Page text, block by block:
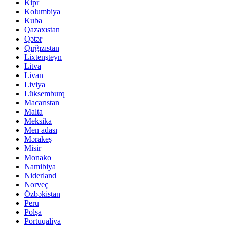
Kipr
Kolumbiya
Kuba
Qazaxıstan
Qətər
Qırğızıstan
Lixtenşteyn
Litva
Livan
Liviya
Lüksemburq
Macarıstan
Malta
Meksika
Men adası
Mərakeş
Misir
Monako
Namibiya
Niderland
Norveç
Özbəkistan
Peru
Polşa
Portuqaliya